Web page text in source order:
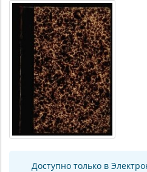
Доступно только в